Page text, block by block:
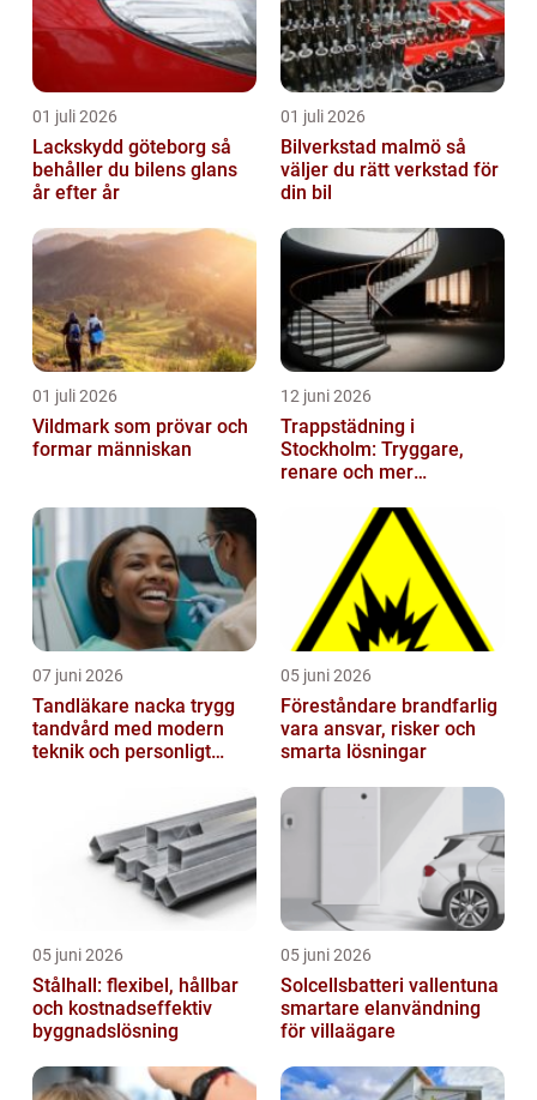
01 juli 2026
Lackskydd göteborg så
behåller du bilens glans
år efter år
01 juli 2026
Bilverkstad malmö så
väljer du rätt verkstad för
din bil
01 juli 2026
Vildmark som prövar och
formar människan
12 juni 2026
Trappstädning i
Stockholm: Tryggare,
renare och mer
07 juni 2026
Tandläkare nacka trygg
tandvård med modern
teknik och personligt
05 juni 2026
Föreståndare brandfarlig
vara ansvar, risker och
smarta lösningar
05 juni 2026
Stålhall: flexibel, hållbar
och kostnadseffektiv
byggnadslösning
05 juni 2026
Solcellsbatteri vallentuna
smartare elanvändning
för villaägare